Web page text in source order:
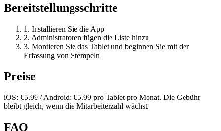
Bereitstellungsschritte
1. Installieren Sie die App
2. Administratoren fügen die Liste hinzu
3. Montieren Sie das Tablet und beginnen Sie mit der
Erfassung von Stempeln
Preise
iOS: €5.99 / Android: €5.99 pro Tablet pro Monat. Die Gebühr
bleibt gleich, wenn die Mitarbeiterzahl wächst.
FAQ